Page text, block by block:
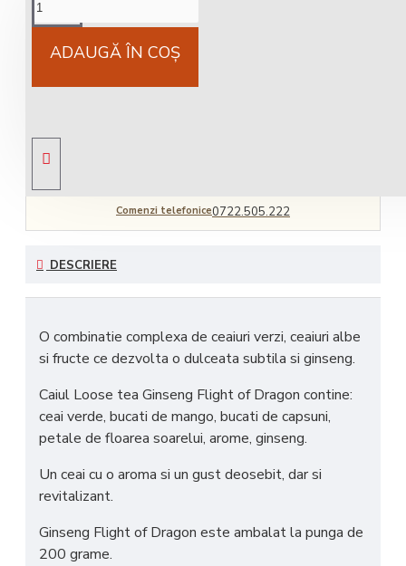
ADAUGĂ ÎN COŞ
Cost livrareNational 25Lei locker 25 lei
Comenzi telefonice0722.505.222
DESCRIERE
O combinatie complexa de ceaiuri verzi, ceaiuri albe
si fructe ce dezvolta o dulceata subtila si ginseng.
Caiul Loose tea Ginseng Flight of Dragon contine:
ceai verde, bucati de mango, bucati de capsuni,
petale de floarea soarelui, arome, ginseng.
Un ceai cu o aroma si un gust deosebit, dar si
revitalizant.
Ginseng Flight of Dragon este ambalat la punga de
200 grame.